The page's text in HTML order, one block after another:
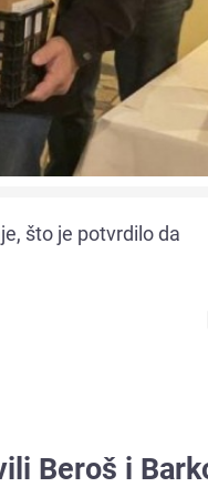
što je potvrdilo da
Beroš i